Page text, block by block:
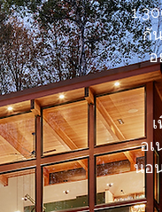
กั
อ
อเ
นอ